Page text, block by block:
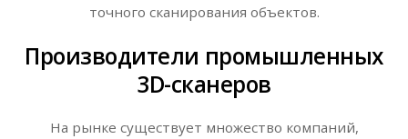
точного сканирования объектов.
Производители промышленных
3D-сканеров
На рынке существует множество компаний,